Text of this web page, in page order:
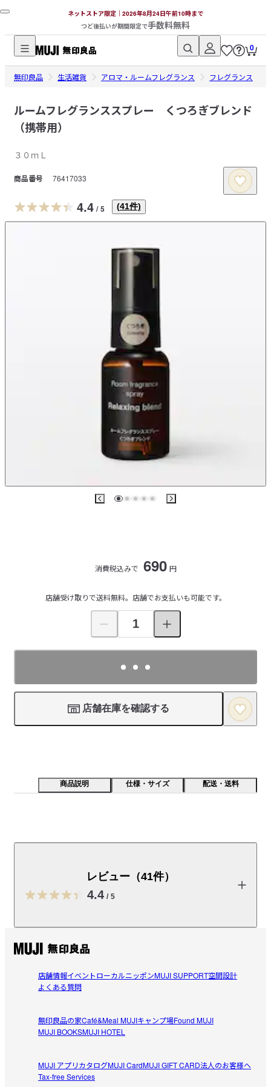
ネットストア限定｜2026年8月24日午前10時まで
つど後払いが期間限定で手数料無料
無
印
品
ネ
ト
ト
ア
0
無印良品 生活雑貨 アロマ・ルームフレグランス フレグランス
ルームフレグランススプレー くつろぎブレンド
（携帯用）
３０ｍＬ
商品番号 76417033
4.4 / 5 (41件)
消費税込みで 690 円
店舗受け取りで送料無料。店舗でお支払いも可能です。
店舗在庫を確認する
商品説明 仕様・サイズ 配送・送料
ずしく明るい香り。布製品の香りづけにも使用できま
す。ポーチなどに入れやすい携帯サイズなので、外出時
法：空間や布製品に使用してください。対象から20～
30_cm程離してスプレーしてください。ご使用後は立て
て保管してください。使い始めは複数回プッシュして空
押ししてください。
レビュー（41件）
4.4 / 5
emi
2026/08/01
持続性のないところが好き
に入りです。量が少なめなので、気分でおやすみブレンド
ユカ
店舗情報イベントローカルニッポンMUJI SUPPORT空間設計
よくある質問
無印良品の家Café&Meal MUJIキャンプ場Found MUJI
MUJI BOOKSMUJI HOTEL
MUJI アプリカタログMUJI CardMUJI GIFT CARD法人のお客様へ
Tax-free Services